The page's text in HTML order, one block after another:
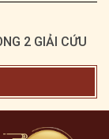
2 GIẢI CỨU